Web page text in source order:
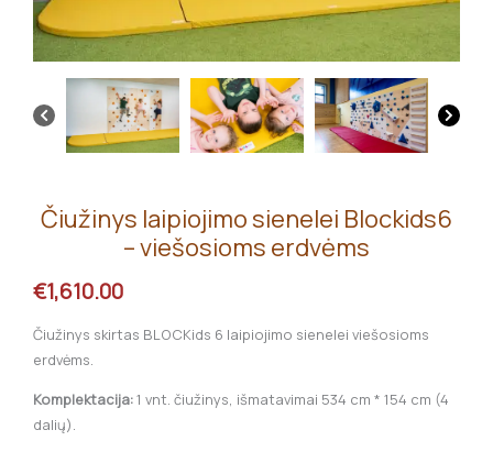
Čiužinys laipiojimo sienelei Blockids6
– viešosioms erdvėms
€1,610.00
Čiužinys skirtas BLOCKids 6 laipiojimo sienelei viešosioms
erdvėms.
Komplektacija:1 vnt. čiužinys, išmatavimai 534 cm * 154 cm (4
dalių).